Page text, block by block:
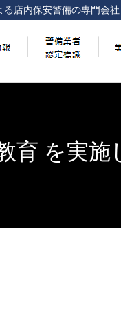
る店内保安警備の専門会社
育 を実施